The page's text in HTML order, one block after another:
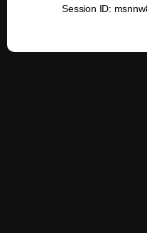
Session ID: